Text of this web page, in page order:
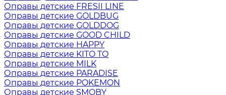
Оправы детские FRESII LINE
Оправы детские GOLDBUG
Оправы детские GOLDDOG
Оправы детские GOOD CHILD
Оправы детские HAPPY
Оправы детские KITO TO
Оправы детские MILK
Оправы детские PARADISE
Оправы детские POKEMON
Оправы детские SMOBY